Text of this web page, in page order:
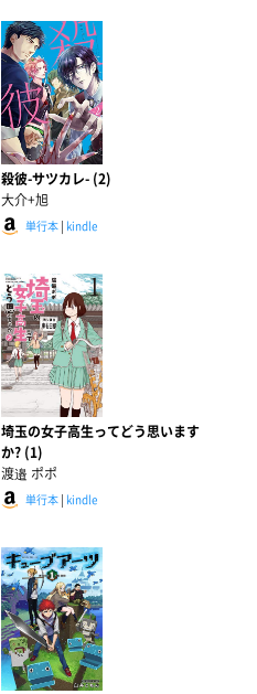
殺彼-サツカレ- (2)
大介+旭
単行本| kindle
埼玉の女子高生ってどう思います
か? (1)
渡邉 ポポ
単行本| kindle